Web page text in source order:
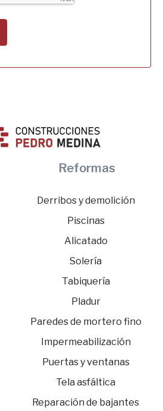
Reformas
Derribos y demolición
Piscinas
Alicatado
Solería
Tabiquería
Pladur
Paredes de mortero fino
Impermeabilización
Puertas y ventanas
Tela asfáltica
Reparación de bajantes